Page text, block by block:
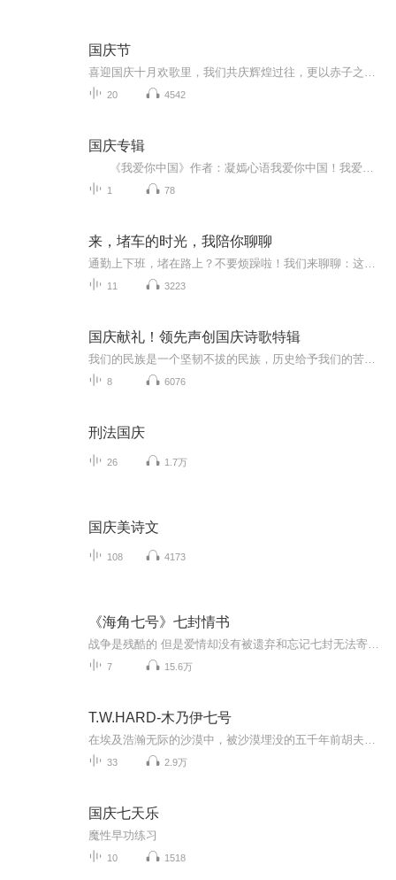
国庆节
20 4542
国庆专辑
1 78
来，堵车的时光，我陪你聊聊
11 3223
国庆献礼！领先声创国庆诗歌特辑
8 6076
刑法国庆
26 1.7万
国庆美诗文
108 4173
《海角七号》七封情书
7 15.6万
T.W.HARD-木乃伊七号
33 2.9万
国庆七天乐
魔性早功练习
10 1518